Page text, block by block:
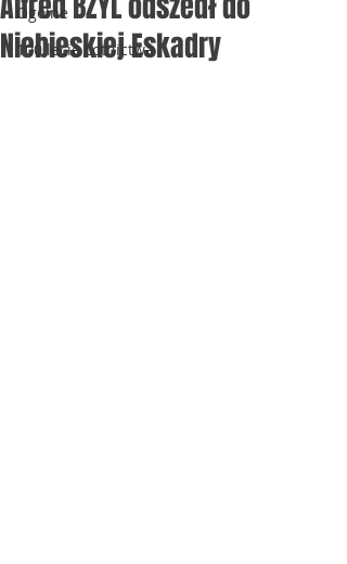
Ogólne
100 lecie Lotnictwa
Niebieskiej Eskadry